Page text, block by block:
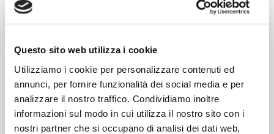
Questo sito web utilizza i cookie
Utilizziamo i cookie per personalizzare contenuti ed
annunci, per fornire funzionalità dei social media e per
analizzare il nostro traffico. Condividiamo inoltre
informazioni sul modo in cui utilizza il nostro sito con i
nostri partner che si occupano di analisi dei dati web,
Il progetto vede la collaborazione della
associazioni Girotondo, ADI Down e Anffas
Monselice e la partecipazione dei maestri
pasticceri e gelatai di Monselice per un
corso, rivolto a giovani del territorio, di 8
lezioni da fare in coppia con ragazzi disabili.